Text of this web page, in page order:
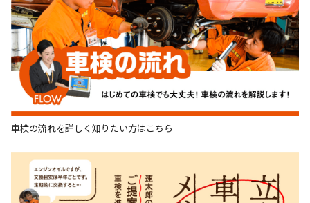
車検の流れを詳しく知りたい方はこちら